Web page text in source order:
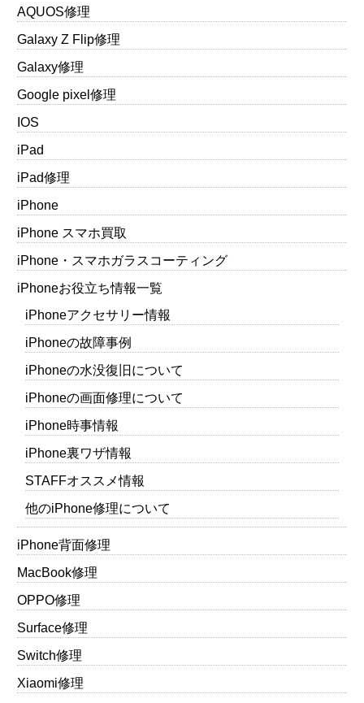
AQUOS修理
Galaxy Z Flip修理
Galaxy修理
Google pixel修理
IOS
iPad
iPad修理
iPhone
iPhone スマホ買取
iPhone・スマホガラスコーティング
iPhoneお役立ち情報一覧
iPhoneアクセサリー情報
iPhoneの故障事例
iPhoneの水没復旧について
iPhoneの画面修理について
iPhone時事情報
iPhone裏ワザ情報
STAFFオススメ情報
他のiPhone修理について
iPhone背面修理
MacBook修理
OPPO修理
Surface修理
Switch修理
Xiaomi修理